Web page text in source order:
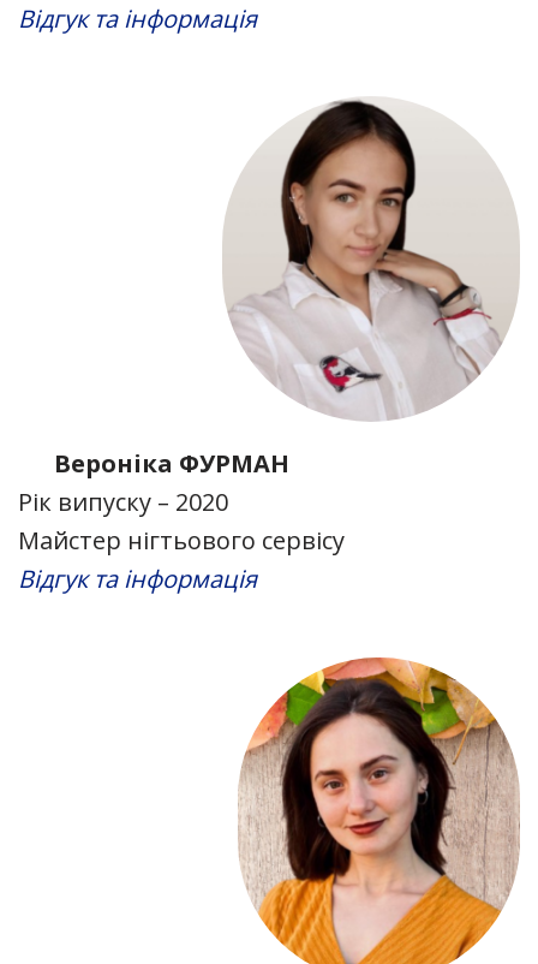
Відгук та інформація
Вероніка ФУРМАН
Рік випуску – 2020
Майстер нігтьового сервісу
Відгук та інформація